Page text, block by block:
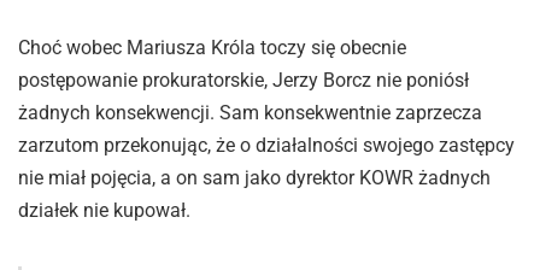
Choć wobec Mariusza Króla toczy się obecnie
postępowanie prokuratorskie, Jerzy Borcz nie poniósł
żadnych konsekwencji. Sam konsekwentnie zaprzecza
zarzutom przekonując, że o działalności swojego zastępcy
nie miał pojęcia, a on sam jako dyrektor KOWR żadnych
działek nie kupował.